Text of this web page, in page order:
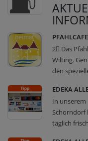
PFAHLCAFE
2⃣ Das
Wilting.
den
EDEKA
In unserem
Schorndorf
täglich